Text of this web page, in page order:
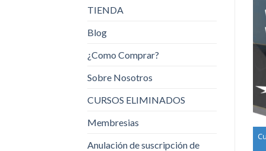
TIENDA
Blog
¿Como Comprar?
Sobre Nosotros
CURSOS ELIMINADOS
Membresias
Anulación de suscripción de